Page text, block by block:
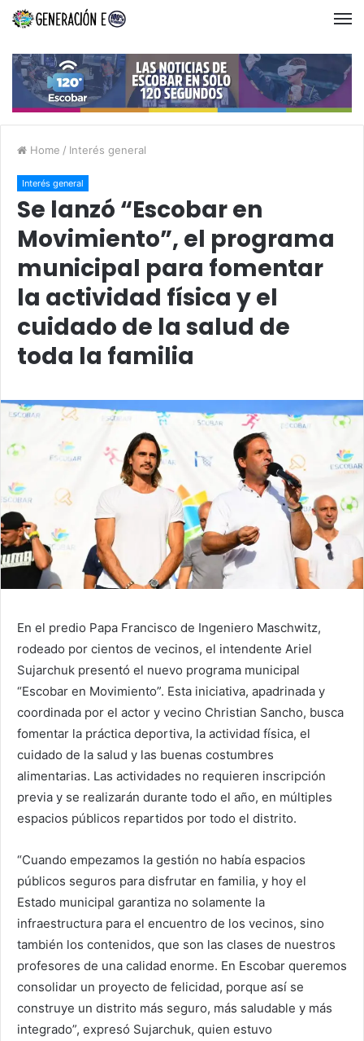
Home / Interés general
Interés general
Se lanzó “Escobar en
Movimiento”, el programa
municipal para fomentar
la actividad física y el
cuidado de la salud de
toda la familia
En el predio Papa Francisco de Ingeniero Maschwitz,
rodeado por cientos de vecinos, el intendente Ariel
Sujarchuk presentó el nuevo programa municipal
“Escobar en Movimiento”. Esta iniciativa, apadrinada y
coordinada por el actor y vecino Christian Sancho, busca
fomentar la práctica deportiva, la actividad física, el
cuidado de la salud y las buenas costumbres
alimentarias. Las actividades no requieren inscripción
previa y se realizarán durante todo el año, en múltiples
espacios públicos repartidos por todo el distrito.
“Cuando empezamos la gestión no había espacios
públicos seguros para disfrutar en familia, y hoy el
Estado municipal garantiza no solamente la
infraestructura para el encuentro de los vecinos, sino
también los contenidos, que son las clases de nuestros
profesores de una calidad enorme. En Escobar queremos
consolidar un proyecto de felicidad, porque así se
construye un distrito más seguro, más saludable y más
integrado”, expresó Sujarchuk, quien estuvo